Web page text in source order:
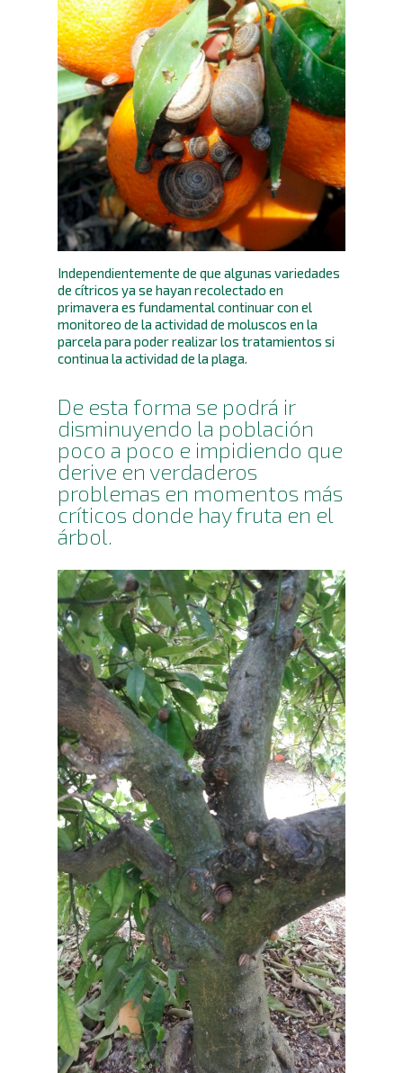
Independientemente de que algunas variedades
de cítricos ya se hayan recolectado en
primavera es fundamental continuar con el
monitoreo de la actividad de moluscos en la
parcela para poder realizar los tratamientos si
continua la actividad de la plaga.
De esta forma se podrá ir
disminuyendo la población
poco a poco e impidiendo que
derive en verdaderos
problemas en momentos más
críticos donde hay fruta en el
árbol.